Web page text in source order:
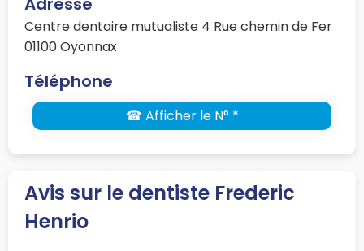
Centre dentaire mutualiste 4 Rue chemin de Fer
01100 Oyonnax
Téléphone
☎ Afficher le N° *
Avis sur le dentiste Frederic
Henrio